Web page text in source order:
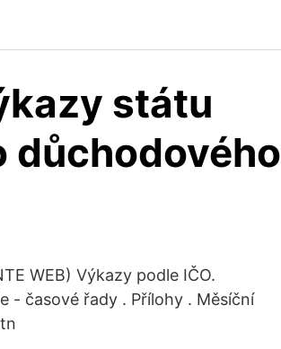
státu
důchodového
WEB) Výkazy podle IČO.
- časové řady . Přílohy . Měsíční